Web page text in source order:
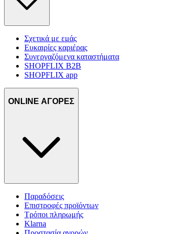
Σχετικά με εμάς
Ευκαιρίες καριέρας
Συνεργαζόμενα καταστήματα
SHOPFLIX B2B
SHOPFLIX app
ONLINE ΑΓΟΡΕΣ
Παραδόσεις
Επιστροφές προϊόντων
Τρόποι πληρωμής
Klarna